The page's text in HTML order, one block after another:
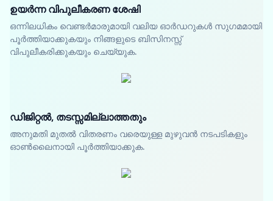
ഉയർന്ന വിപുലീകരണ ശേഷി
ഒന്നിലധികം വെണ്ടർമാരുമായി വലിയ ഓർഡറുകൾ സുഗമമായി
പൂർത്തിയാക്കുകയും നിങ്ങളുടെ ബിസിനസ്സ്
വിപുലീകരിക്കുകയും ചെയ്യുക.
ഡിജിറ്റൽ, തടസ്സമില്ലാത്തതും
അനുമതി മുതൽ വിതരണം വരെയുള്ള മുഴുവൻ നടപടികളും
ഓൺലൈനായി പൂർത്തിയാക്കുക.